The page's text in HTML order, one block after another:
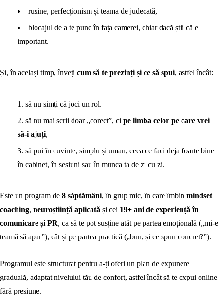
rușine, perfecționism și teama de judecată,
blocajul de a te pune în fața camerei, chiar dacă știi că e
important.
Și, în același timp, înveți cum să te prezinți și ce să spui, astfel încât:
să nu simți că joci un rol,
să nu mai scrii doar „corect”, ci pe limba celor pe care vrei
să-i ajuți,
să pui în cuvinte, simplu și uman, ceea ce faci deja foarte bine
în cabinet, în sesiuni sau în munca ta de zi cu zi.
Este un program de 8 săptămâni, în grup mic, în care îmbin mindset
coaching, neuroștiință aplicată și cei 19+ ani de experiență în
comunicare și PR, ca să te pot susține atât pe partea emoțională („mi-e
teamă să apar”), cât și pe partea practică („bun, și ce spun concret?”).
Programul este structurat pentru a-ți oferi un plan de expunere
graduală, adaptat nivelului tău de confort, astfel încât să te expui online
fără presiune.